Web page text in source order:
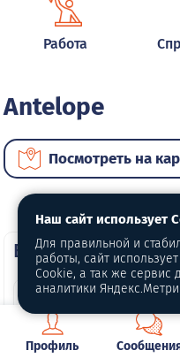
Работа
Antelope
Посмотреть на
ВИП автомобили
Профиль
Наш сайт использует
Для правильной и
работы, сайт
Cookie, а так же сервис
аналитики